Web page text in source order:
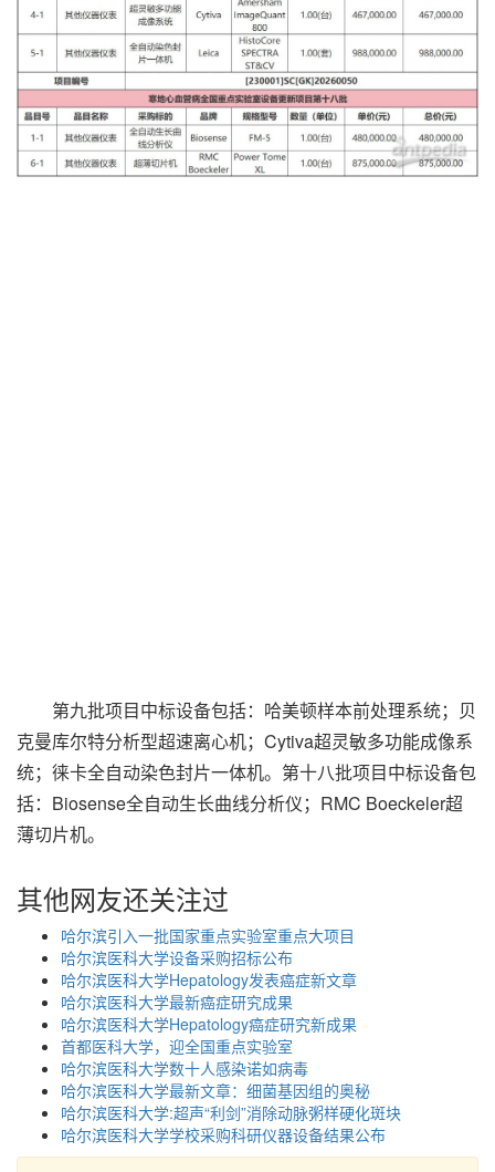
第九批项目中标设备包括：哈美顿样本前处理系统；贝
克曼库尔特分析型超速离心机；Cytiva超灵敏多功能成像系
统；徕卡全自动染色封片一体机。第十八批项目中标设备包
括：Biosense全自动生长曲线分析仪；RMC Boeckeler超
薄切片机。
其他网友还关注过
哈尔滨引入一批国家重点实验室重点大项目
哈尔滨医科大学设备采购招标公布
哈尔滨医科大学Hepatology发表癌症新文章
哈尔滨医科大学最新癌症研究成果
哈尔滨医科大学Hepatology癌症研究新成果
首都医科大学，迎全国重点实验室
哈尔滨医科大学数十人感染诺如病毒
哈尔滨医科大学最新文章：细菌基因组的奥秘
哈尔滨医科大学:超声“利剑”消除动脉粥样硬化斑块
哈尔滨医科大学学校采购科研仪器设备结果公布